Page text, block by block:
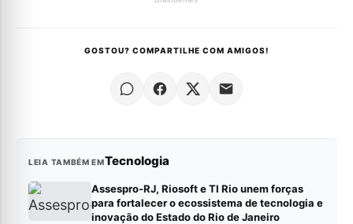
GOSTOU? COMPARTILHE COM AMIGOS!
LEIA TAMBÉM EMTecnologia
Assespro-RJ, Riosoft e TI Rio unem forças
para fortalecer o ecossistema de tecnologia e
inovação do Estado do Rio de Janeiro